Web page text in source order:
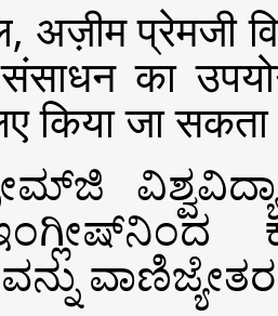
प्रेमजी
का
किया जा